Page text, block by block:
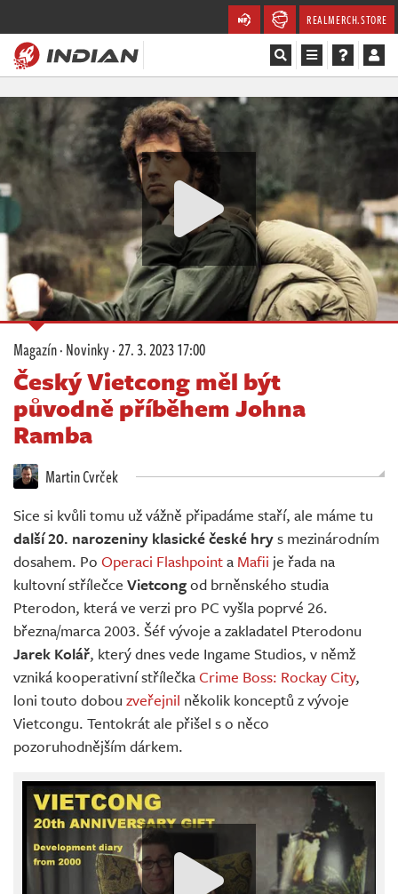
REALMERCH.STORE
Magazín
Recenze
Videa
Soutěže
Databáze
Komunita
Redakce
Živě
Magazín·Novinky·27. 3. 2023 17:00
Český Vietcong měl být
původně příběhem Johna
Ramba
Martin Cvrček
Sice si kvůli tomu už vážně připadáme staří, ale máme tu
další 20. narozeniny klasické české hrys mezinárodním
dosahem. Po Operaci Flashpointa Mafii je řada na
kultovní střílečce Vietcongod brněnského studia
Pterodon, která ve verzi pro PC vyšla poprvé 26.
března/marca 2003. Šéf vývoje a zakladatel Pterodonu
Jarek Kolář, který dnes vede Ingame Studios, v němž
vzniká kooperativní střílečkaCrime Boss: Rockay City,
loni touto dobou zveřejnil několik konceptů z vývoje
Vietcongu. Tentokrát ale přišel s o něco
pozoruhodnějším dárkem.